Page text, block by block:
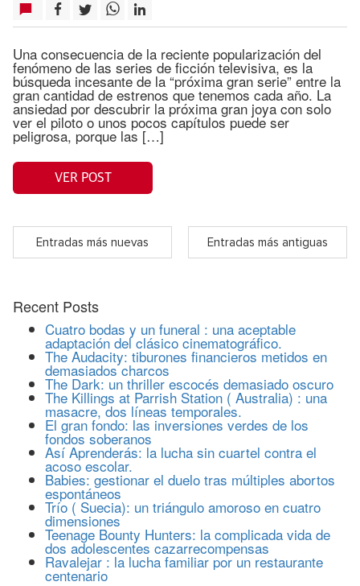
Una consecuencia de la reciente popularización del
fenómeno de las series de ficción televisiva, es la
búsqueda incesante de la “próxima gran serie” entre la
gran cantidad de estrenos que tenemos cada año. La
ansiedad por descubrir la próxima gran joya con solo
ver el piloto o unos pocos capítulos puede ser
peligrosa, porque las […]
VER POST
Entradas más nuevas Entradas más antiguas
Recent Posts
Cuatro bodas y un funeral : una aceptable
adaptación del clásico cinematográfico.
The Audacity: tiburones financieros metidos en
demasiados charcos
The Dark: un thriller escocés demasiado oscuro
The Killings at Parrish Station ( Australia) : una
masacre, dos líneas temporales.
El gran fondo: las inversiones verdes de los
fondos soberanos
Así Aprenderás: la lucha sin cuartel contra el
acoso escolar.
Babies: gestionar el duelo tras múltiples abortos
espontáneos
Trío ( Suecia): un triángulo amoroso en cuatro
dimensiones
Teenage Bounty Hunters: la complicada vida de
dos adolescentes cazarrecompensas
Ravalejar : la lucha familiar por un restaurante
centenario